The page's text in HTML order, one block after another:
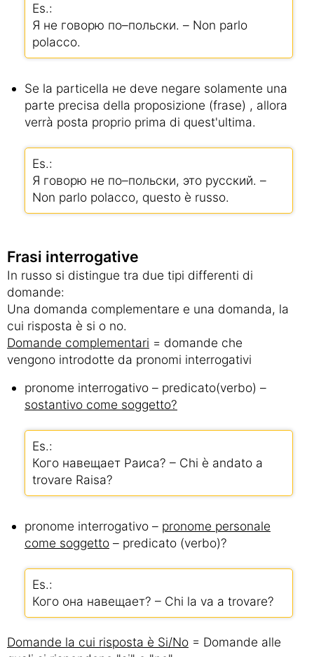
Es.:
Я не говорю по–польски. – Non parlo
polacco.
Se la particella не deve negare solamente una
parte precisa della proposizione (frase) , allora
verrà posta proprio prima di quest'ultima.
Es.:
Я говорю не по–польски, это русский. –
Non parlo polacco, questo è russo.
Frasi interrogative
In russo si distingue tra due tipi differenti di
domande:
Una domanda complementare e una domanda, la
cui risposta è si o no.
Domande complementari = domande che
vengono introdotte da pronomi interrogativi
pronome interrogativo – predicato(verbo) –
sostantivo come soggetto?
Es.:
Кого навещает Раиса? – Chi è andato a
trovare Raisa?
pronome interrogativo – pronome personale
come soggetto – predicato (verbo)?
Es.:
Кого она навещает? – Chi la va a trovare?
Domande la cui risposta è Si/No = Domande alle